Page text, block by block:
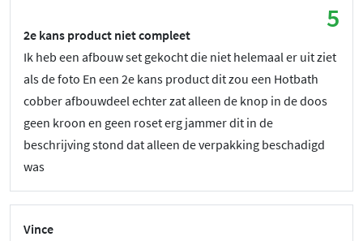
5
2e kans product niet compleet
Ik heb een afbouw set gekocht die niet helemaal er uit ziet
als de foto En een 2e kans product dit zou een Hotbath
cobber afbouwdeel echter zat alleen de knop in de doos
geen kroon en geen roset erg jammer dit in de
beschrijving stond dat alleen de verpakking beschadigd
was
Vince